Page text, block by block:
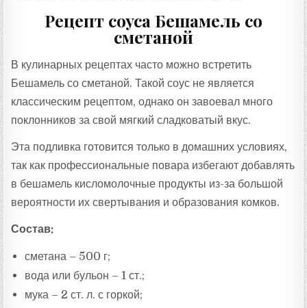
Рецепт соуса Бешамель со
сметаной
В кулинарных рецептах часто можно встретить
Бешамель со сметаной. Такой соус не является
классическим рецептом, однако он завоевал много
поклонников за свой мягкий сладковатый вкус.
Эта подливка готовится только в домашних условиях,
так как профессиональные повара избегают добавлять
в бешамель кисломолочные продукты из-за большой
вероятности их свертывания и образования комков.
Состав:
сметана – 500 г;
вода или бульон – 1 ст.;
мука – 2 ст. л. с горкой;